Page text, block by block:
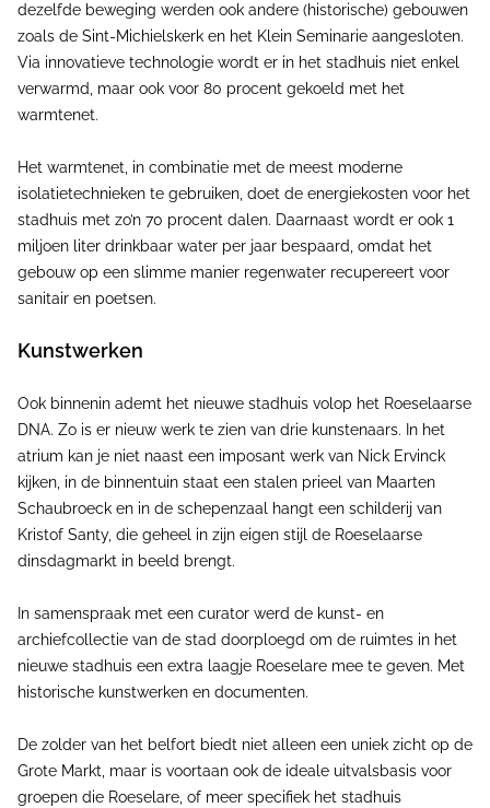
dezelfde beweging werden ook andere (historische) gebouwen
zoals de Sint-Michielskerk en het Klein Seminarie aangesloten.
Via innovatieve technologie wordt er in het stadhuis niet enkel
verwarmd, maar ook voor 80 procent gekoeld met het
warmtenet.
Het warmtenet, in combinatie met de meest moderne
isolatietechnieken te gebruiken, doet de energiekosten voor het
stadhuis met zo’n 70 procent dalen. Daarnaast wordt er ook 1
miljoen liter drinkbaar water per jaar bespaard, omdat het
gebouw op een slimme manier regenwater recupereert voor
sanitair en poetsen.
Kunstwerken
Ook binnenin ademt het nieuwe stadhuis volop het Roeselaarse
DNA. Zo is er nieuw werk te zien van drie kunstenaars. In het
atrium kan je niet naast een imposant werk van Nick Ervinck
kijken, in de binnentuin staat een stalen prieel van Maarten
Schaubroeck en in de schepenzaal hangt een schilderij van
Kristof Santy, die geheel in zijn eigen stijl de Roeselaarse
dinsdagmarkt in beeld brengt.
In samenspraak met een curator werd de kunst- en
archiefcollectie van de stad doorploegd om de ruimtes in het
nieuwe stadhuis een extra laagje Roeselare mee te geven. Met
historische kunstwerken en documenten.
De zolder van het belfort biedt niet alleen een uniek zicht op de
Grote Markt, maar is voortaan ook de ideale uitvalsbasis voor
groepen die Roeselare, of meer specifiek het stadhuis